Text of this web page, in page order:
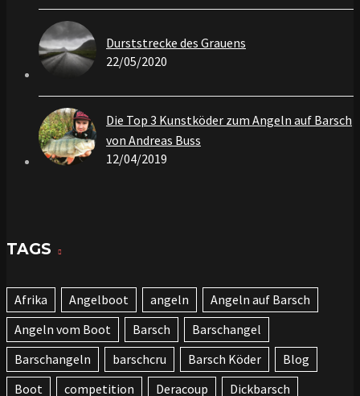
Durststrecke des Grauens
22/05/2020
Die Top 3 Kunstköder zum Angeln auf Barsch
von Andreas Buss
12/04/2019
TAGS
Afrika Angelboot angeln
Angeln auf Barsch
Angeln vom Boot
Barsch
Barschangel
Barschangeln
barschcru Barsch Köder
Blog
Boot
competition Deracoup
Dickbarsch